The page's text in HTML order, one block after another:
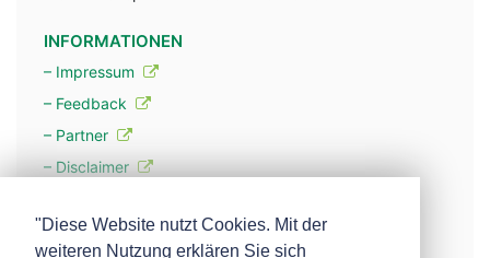
INFORMATIONEN
– Impressum
– Feedback
– Partner
– Disclaimer
– Werbung
"Diese Website nutzt Cookies. Mit der
weiteren Nutzung erklären Sie sich